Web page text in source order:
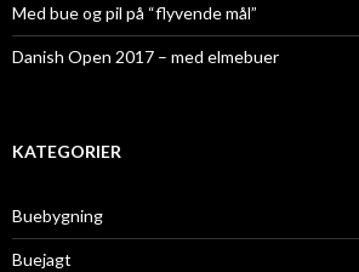
Med bue og pil på “flyvende mål”
Danish Open 2017 – med elmebuer
KATEGORIER
Buebygning
Buejagt